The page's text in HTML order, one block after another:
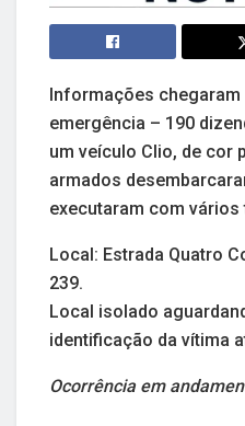
Informações
emergência – 190
um veículo Clio, de cor
armados
executaram com vários
Local: Estrada Quatro
239.
Local isolado
identificação da vítima
Ocorrência em